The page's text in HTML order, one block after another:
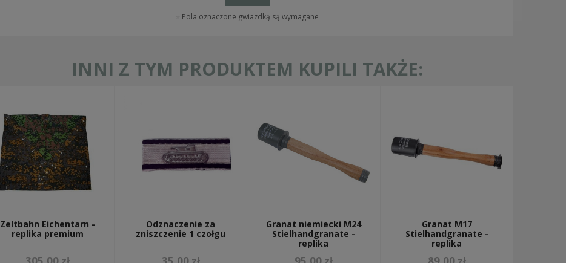
Pola oznaczone gwiazdką są wymagane
INNI Z TYM PRODUKTEM KUPILI TAKŻE:
Zeltbahn Eichentarn -
replika premium
Odznaczenie za
zniszczenie 1 czołgu
Granat niemiecki M24
Stielhandgranate -
replika
Granat M17
Stielhandgranate -
replika